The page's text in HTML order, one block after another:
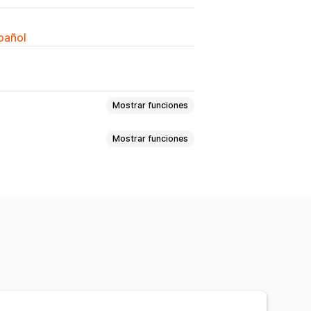
Mostrar funciones
Mostrar funciones